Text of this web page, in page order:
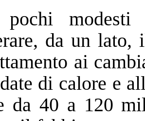
modesti
da un
ai
di calore e
da 40 a 120